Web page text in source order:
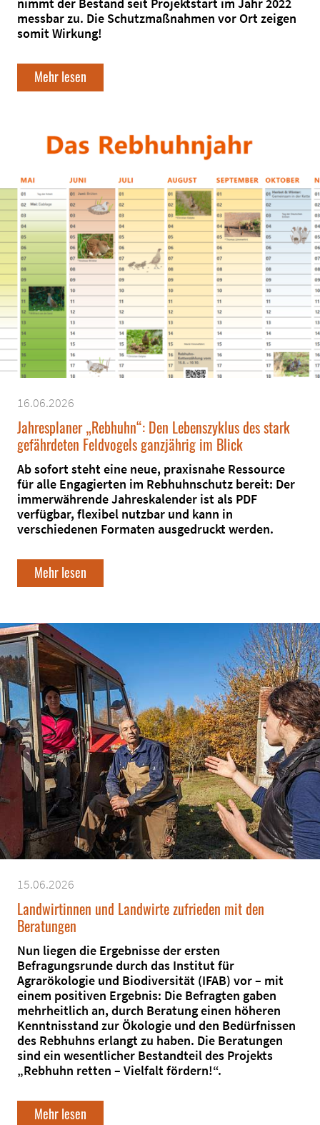
messbar zu. Die Schutzmaßnahmen vor Ort zeigen
somit Wirkung!
Mehr lesen
16.06.2026
Jahresplaner „Rebhuhn“: Den Lebenszyklus des stark
gefährdeten Feldvogels ganzjährig im Blick
Ab sofort steht eine neue, praxisnahe Ressource
für alle Engagierten im Rebhuhnschutz bereit: Der
immerwährende Jahreskalender ist als PDF
verfügbar, flexibel nutzbar und kann in
verschiedenen Formaten ausgedruckt werden.
Mehr lesen
15.06.2026
Landwirtinnen und Landwirte zufrieden mit den
Beratungen
Nun liegen die Ergebnisse der ersten
Befragungsrunde durch das Institut für
Agrarökologie und Biodiversität (IFAB) vor – mit
einem positiven Ergebnis: Die Befragten gaben
mehrheitlich an, durch Beratung einen höheren
Kenntnisstand zur Ökologie und den Bedürfnissen
des Rebhuhns erlangt zu haben. Die Beratungen
sind ein wesentlicher Bestandteil des Projekts
„Rebhuhn retten – Vielfalt fördern!“.
Mehr lesen